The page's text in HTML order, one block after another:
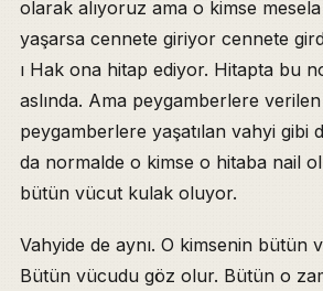
olarak alıyoruz ama o kimse
yaşarsa cennete giriyor cennete
ı Hak ona hitap ediyor. Hitapta bu
aslında. Ama peygamberlere
peygamberlere yaşatılan vahyi gibi
da normalde o kimse o hitaba nail
bütün vücut kulak oluyor.
Vahyide de aynı. O kimsenin bütün
Bütün vücudu göz olur. Bütün o